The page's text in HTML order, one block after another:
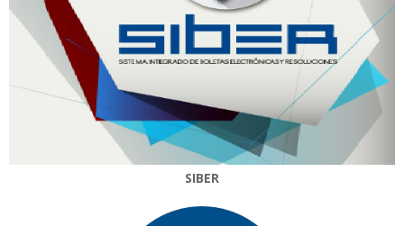
SIBER